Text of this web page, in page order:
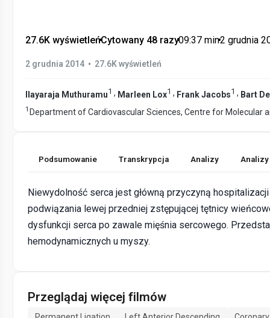
27.6K wyświetleń•Cytowany 48 razy•09:37 min•2 grudnia
2 grudnia 2014 • 27.6K wyświetleń
Ilayaraja Muthuramu1 , Marleen Lox1 , Frank Jacobs1 , Bart
1 Department of Cardiovascular Sciences, Centre for Molecular
Podsumowanie Transkrypcja Analizy
Niewydolność serca jest główną przyczyną
podwiązania lewej przedniej zstępującej tętnicy
dysfunkcji serca po zawale mięśnia sercowego.
hemodynamicznych u myszy.
Przeglądaj więcej filmów